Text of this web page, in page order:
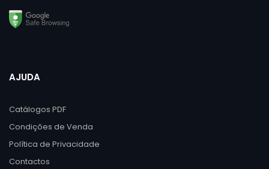
AJUDA
Catálogos PDF
Condições de Venda
Política de Privacidade
Contactos